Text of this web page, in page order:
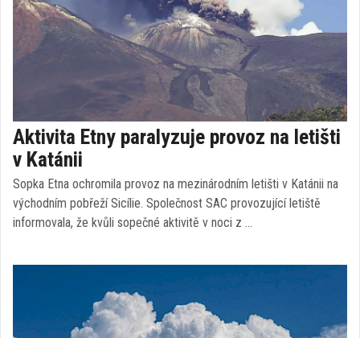
Aktivita Etny paralyzuje provoz na letišti
v Katánii
Sopka Etna ochromila provoz na mezinárodním letišti v Katánii na
východním pobřeží Sicílie. Společnost SAC provozující letiště
informovala, že kvůli sopečné aktivitě v noci z …